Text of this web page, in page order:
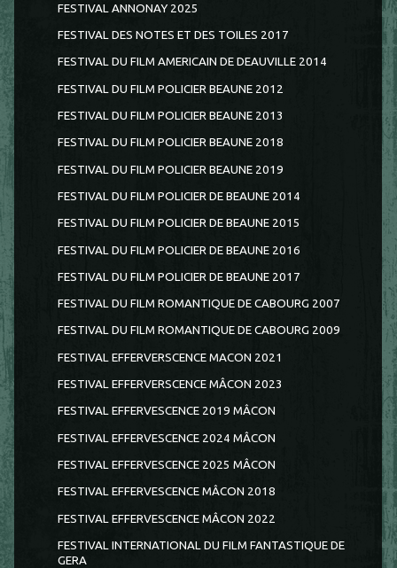
FESTIVAL ANNONAY 2025
FESTIVAL DES NOTES ET DES TOILES 2017
FESTIVAL DU FILM AMERICAIN DE DEAUVILLE 2014
FESTIVAL DU FILM POLICIER BEAUNE 2012
FESTIVAL DU FILM POLICIER BEAUNE 2013
FESTIVAL DU FILM POLICIER BEAUNE 2018
FESTIVAL DU FILM POLICIER BEAUNE 2019
FESTIVAL DU FILM POLICIER DE BEAUNE 2014
FESTIVAL DU FILM POLICIER DE BEAUNE 2015
FESTIVAL DU FILM POLICIER DE BEAUNE 2016
FESTIVAL DU FILM POLICIER DE BEAUNE 2017
FESTIVAL DU FILM ROMANTIQUE DE CABOURG 2007
FESTIVAL DU FILM ROMANTIQUE DE CABOURG 2009
FESTIVAL EFFERVERSCENCE MACON 2021
FESTIVAL EFFERVERSCENCE MÂCON 2023
FESTIVAL EFFERVESCENCE 2019 MÂCON
FESTIVAL EFFERVESCENCE 2024 MÂCON
FESTIVAL EFFERVESCENCE 2025 MÂCON
FESTIVAL EFFERVESCENCE MÂCON 2018
FESTIVAL EFFERVESCENCE MÂCON 2022
FESTIVAL INTERNATIONAL DU FILM FANTASTIQUE DE
GERA